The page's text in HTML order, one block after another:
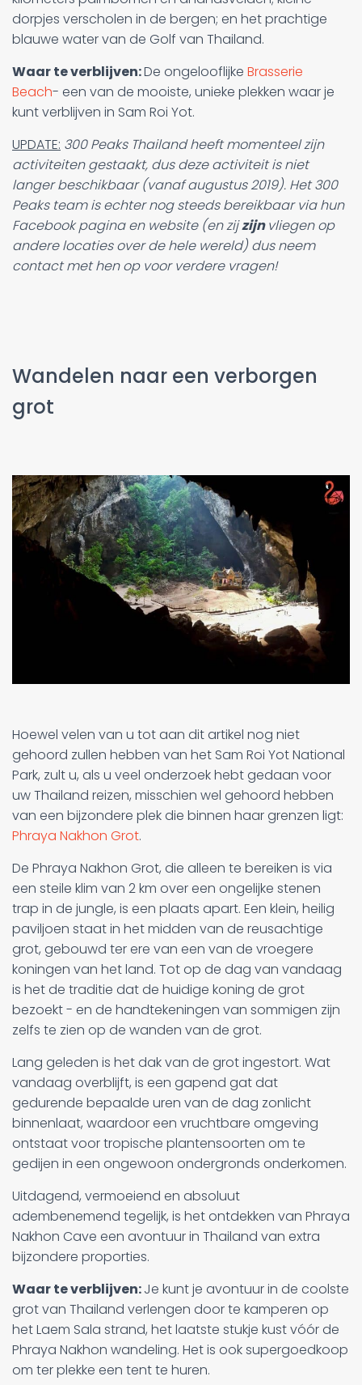
dorpjes verscholen in de bergen; en het prachtige
blauwe water van de Golf van Thailand.
Waar te verblijven:De ongelooflijke Brasserie
Beach- een van de mooiste, unieke plekken waar je
kunt verblijven in Sam Roi Yot.
UPDATE: 300 Peaks Thailand heeft momenteel zijn
activiteiten gestaakt, dus deze activiteit is niet
langer beschikbaar (vanaf augustus 2019). Het 300
Peaks team is echter nog steeds bereikbaar via hun
Facebook pagina en website (en zijzijnvliegen op
andere locaties over de hele wereld) dus neem
contact met hen op voor verdere vragen!
Wandelen naar een verborgen
grot
Hoewel velen van u tot aan dit artikel nog niet
gehoord zullen hebben van het Sam Roi Yot National
Park, zult u, als u veel onderzoek hebt gedaan voor
uw Thailand reizen, misschien wel gehoord hebben
van een bijzondere plek die binnen haar grenzen ligt:
Phraya Nakhon Grot.
De Phraya Nakhon Grot, die alleen te bereiken is via
een steile klim van 2 km over een ongelijke stenen
trap in de jungle, is een plaats apart. Een klein, heilig
paviljoen staat in het midden van de reusachtige
grot, gebouwd ter ere van een van de vroegere
koningen van het land. Tot op de dag van vandaag
is het de traditie dat de huidige koning de grot
bezoekt - en de handtekeningen van sommigen zijn
zelfs te zien op de wanden van de grot.
Lang geleden is het dak van de grot ingestort. Wat
vandaag overblijft, is een gapend gat dat
gedurende bepaalde uren van de dag zonlicht
binnenlaat, waardoor een vruchtbare omgeving
ontstaat voor tropische plantensoorten om te
gedijen in een ongewoon ondergronds onderkomen.
Uitdagend, vermoeiend en absoluut
adembenemend tegelijk, is het ontdekken van Phraya
Nakhon Cave een avontuur in Thailand van extra
bijzondere proporties.
Waar te verblijven:Je kunt je avontuur in de coolste
grot van Thailand verlengen door te kamperen op
het Laem Sala strand, het laatste stukje kust vóór de
Phraya Nakhon wandeling. Het is ook supergoedkoop
om ter plekke een tent te huren.